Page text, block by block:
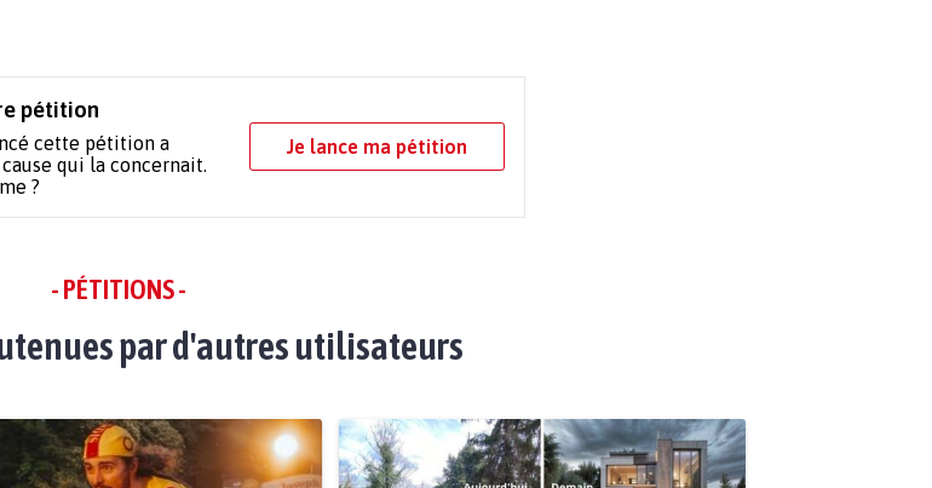
pétition
cette pétition a
qui la concernait.
?
Je lance ma pétition
- PÉTITIONS -
par d'autres utilisateurs